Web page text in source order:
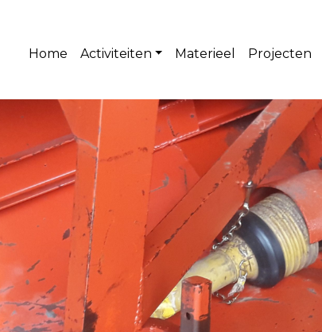
Home Activiteiten Materieel Projecten